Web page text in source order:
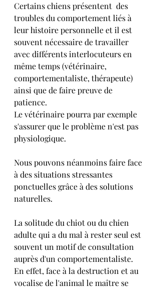
Certains chiens présentent  des
troubles du comportement liés à
leur histoire personnelle et il est
souvent nécessaire de travailler
avec différents interlocuteurs en
même temps (vétérinaire,
comportementaliste, thérapeute)
ainsi que de faire preuve de
patience.
Le vétérinaire pourra par exemple
s'assurer que le problème n'est pas
physiologique.
Nous pouvons néanmoins faire face
à des situations stressantes
ponctuelles grâce à des solutions
naturelles.
La solitude du chiot ou du chien
adulte qui a du mal à rester seul est
souvent un motif de consultation
auprès d'un comportementaliste.
En effet, face à la destruction et au
vocalise de l'animal le maître se